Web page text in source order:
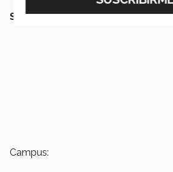
SEGURO QUERRÁS LEER:
Campus: